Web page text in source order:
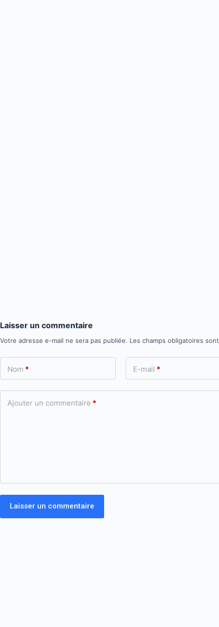
Laisser un commentaire
Votre adresse e-mail ne sera pas publiée. Les champs obligatoires
Nom * E-mail *
Ajouter un commentaire *
Laisser un commentaire